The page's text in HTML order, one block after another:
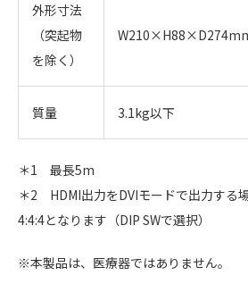
外形寸法
（突起物
を除く）
質量 3.1kg以下
＊1 最長5m
＊2 HDMI出力をDVIモードで出力する
4:4:4となります（DIP SWで選択）
※本製品は、医療器ではありません。